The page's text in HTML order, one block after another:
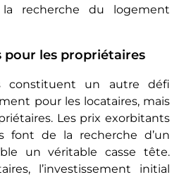
rеchеrchе du logement
pour les propriétaires
constituеnt un autre défi
pour les locataires, mais
Les prix exorbitants
font dе la recherche d’un
un véritable cassе têtе.
l’investissement initial